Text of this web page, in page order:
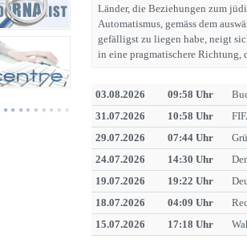
Länder, die Beziehungen zum
Automatismus, gemäss dem
gefälligst zu liegen habe, neigt
in eine pragmatischere
03.08.2026 09:58 Uhr
31.07.2026
10:58 Uhr
29.07.2026
07:44 Uhr
24.07.2026
14:30 Uhr
19.07.2026
19:22 Uhr
18.07.2026
04:09 Uhr
15.07.2026
17:18 Uhr